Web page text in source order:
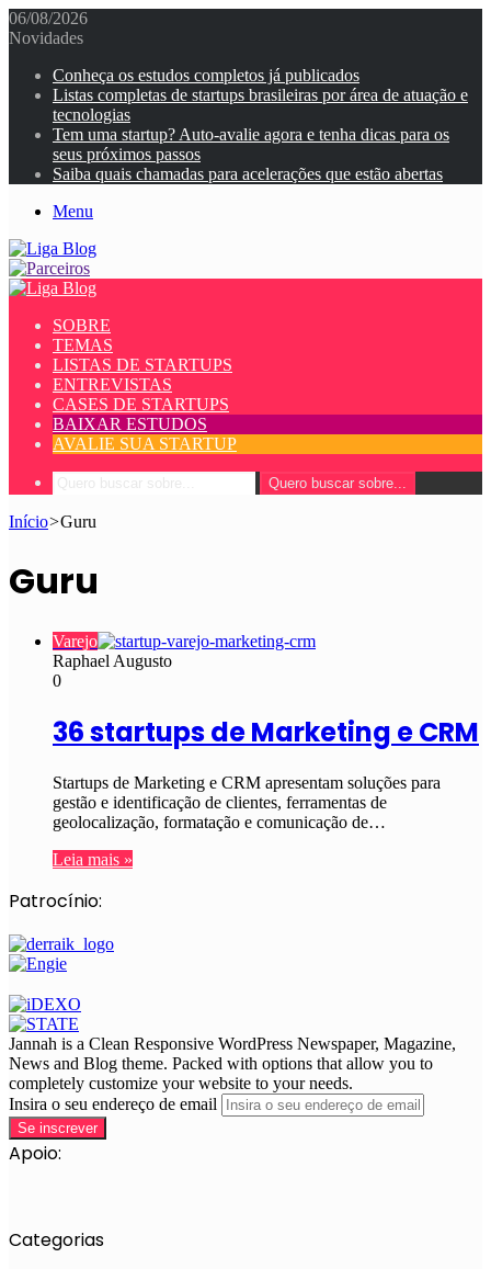
06/08/2026
Novidades
Conheça os estudos completos já publicados
Listas completas de startups brasileiras por área de atuação e
tecnologias
Tem uma startup? Auto-avalie agora e tenha dicas para os
seus próximos passos
Saiba quais chamadas para acelerações que estão abertas
Menu
SOBRE
TEMAS
LISTAS DE STARTUPS
ENTREVISTAS
CASES DE STARTUPS
BAIXAR ESTUDOS
AVALIE SUA STARTUP
Quero buscar sobre...
Início>Guru
Guru
Varejo
Raphael Augusto
0
36 startups de Marketing e CRM
Startups de Marketing e CRM apresentam soluções para
gestão e identificação de clientes, ferramentas de
geolocalização, formatação e comunicação de…
Leia mais »
Patrocínio:
Jannah is a Clean Responsive WordPress Newspaper, Magazine,
News and Blog theme. Packed with options that allow you to
completely customize your website to your needs.
Insira o seu endereço de email
Apoio:
Categorias